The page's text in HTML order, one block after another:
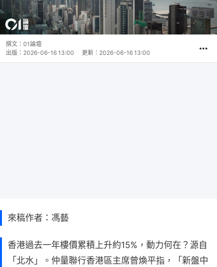
撰文： 01論壇
出版： 2026-06-16 13:00 更新： 2026-06-16 13:00
來稿作者：馮藝
香港過去一年樓價累積上升約15%，動力何在？源自
「北水」。仲量聯行香港區主席曾煥平指，「新盤中